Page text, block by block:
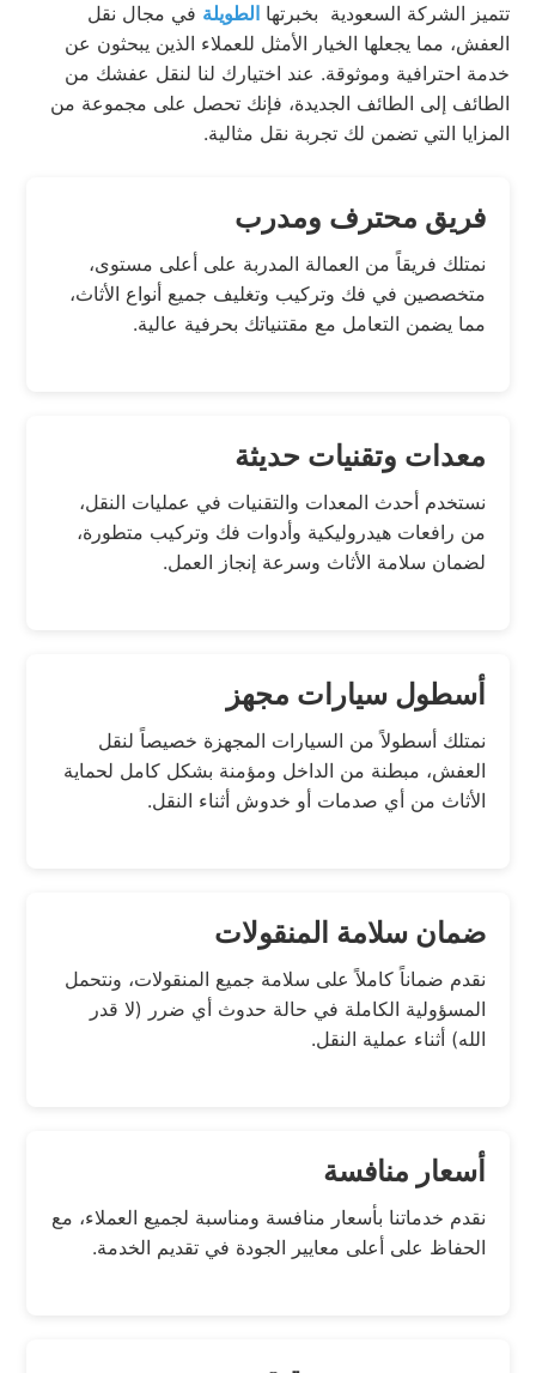
تتميز الشركة السعودية بخبرتهاالطويلة في مجال نقل
العفش، مما يجعلها الخيار الأمثل للعملاء الذين يبحثون عن
خدمة احترافية وموثوقة. عند اختيارك لنا لنقل عفشك من
الطائف إلى الطائف الجديدة، فإنك تحصل على مجموعة من
المزايا التي تضمن لك تجربة نقل مثالية.
فريق محترف ومدرب
نمتلك فريقاً من العمالة المدربة على أعلى مستوى،
متخصصين في فك وتركيب وتغليف جميع أنواع الأثاث،
مما يضمن التعامل مع مقتنياتك بحرفية عالية.
معدات وتقنيات حديثة
نستخدم أحدث المعدات والتقنيات في عمليات النقل،
من رافعات هيدروليكية وأدوات فك وتركيب متطورة،
لضمان سلامة الأثاث وسرعة إنجاز العمل.
أسطول سيارات مجهز
نمتلك أسطولاً من السيارات المجهزة خصيصاً لنقل
العفش، مبطنة من الداخل ومؤمنة بشكل كامل لحماية
الأثاث من أي صدمات أو خدوش أثناء النقل.
ضمان سلامة المنقولات
نقدم ضماناً كاملاً على سلامة جميع المنقولات، ونتحمل
المسؤولية الكاملة في حالة حدوث أي ضرر (لا قدر
الله) أثناء عملية النقل.
أسعار منافسة
نقدم خدماتنا بأسعار منافسة ومناسبة لجميع العملاء، مع
الحفاظ على أعلى معايير الجودة في تقديم الخدمة.